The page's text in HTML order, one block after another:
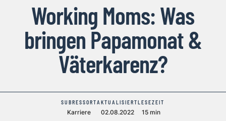
Working Moms: Was
bringen Papamonat &
Väterkarenz?
SUBRESSORT
Karriere
AKTUALISIERT
02.08.2022
LESEZEIT
15 min